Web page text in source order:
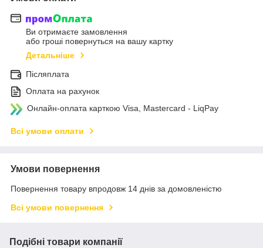
Ви отримаєте замовлення
або гроші повернуться на вашу картку
Детальніше
Післяплата
Оплата на рахунок
Онлайн-оплата карткою Visa, Mastercard - LiqPay
Всі умови оплати
Умови повернення
Повернення товару впродовж 14 днів за домовленістю
Всі умови повернення
Подібні товари компанії